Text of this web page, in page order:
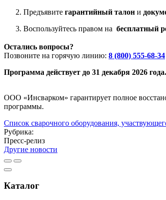
Предъявите гарантийный талон и
Воспользуйтесь правом на бесплатный
Остались вопросы?
Позвоните на горячую линию: 8 (800) 555-68-34
Программа действует до 31 декабря 2026 года.
ООО «Инсварком» гарантирует полное
программы.
Список сварочного оборудования,
Рубрика:
Пресс-релиз
Другие новости
Каталог